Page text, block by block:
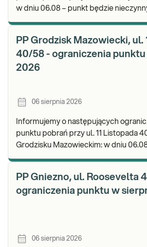
w dniu 06.08 – punkt będzie nieczynny.
PP Grodzisk Mazowiecki, ul.
40/58 - ograniczenia
2026
06 sierpnia 2026
Informujemy o następujących
punktu pobrań przy ul. 11 Listopada
Grodzisku Mazowieckim: w dniu 06.08 - punkt będzie
PP Gniezno, ul. Roosevelta
ograniczenia punktu w
06 sierpnia 2026